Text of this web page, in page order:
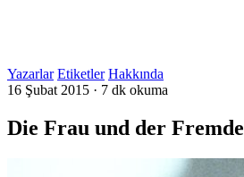
Yazarlar Etiketler Hakkında
16 Şubat 2015 · 7 dk okuma
Die Frau und der Fremde